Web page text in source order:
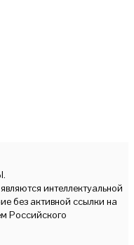
интеллектуальной
без активной ссылки на
Российского